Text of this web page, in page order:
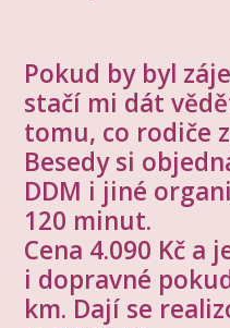
Pokud by byl
stačí mi dát
tomu, co rodiče
Besedy si
DDM i jiné
120 minut.
Cena 4.090 Kč a
i dopravné
km. Dají se